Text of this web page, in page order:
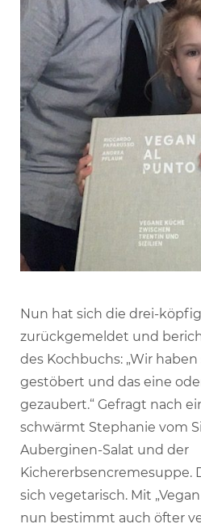
Nun hat sich die drei-
zurückgemeldet und
des Kochbuchs: „Wir
gestöbert und das eine
gezaubert.“ Gefragt nach
schwärmt Stephanie vom
Auberginen-Salat und der
Kichererbsencremesuppe.
sich vegetarisch. Mit
nun bestimmt auch öfter